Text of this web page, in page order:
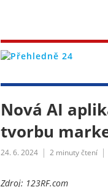
Nová AI
tvorbu
24. 6. 2024 2 minuty čtení
Zdroj: 123RF.com